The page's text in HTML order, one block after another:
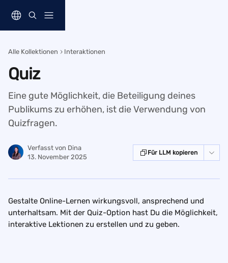
Alle Kollektionen Interaktionen
Quiz
Eine gute Möglichkeit, die Beteiligung deines
Publikums zu erhöhen, ist die Verwendung von
Quizfragen.
Verfasst von Dina
13. November 2025
Für LLM kopieren
Gestalte Online-Lernen wirkungsvoll, ansprechend und
unterhaltsam. Mit der Quiz-Option hast Du die Möglichkeit,
interaktive Lektionen zu erstellen und zu geben.